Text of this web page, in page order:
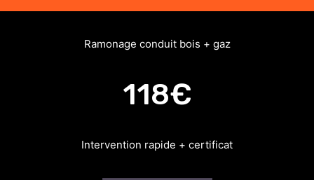
Ramonage conduit bois + gaz
118€
Intervention rapide + certificat